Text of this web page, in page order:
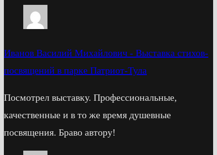
Иванов Василий Михайлович - Выставка стихов-
посвящений в парке Патриот-Тула
Посмотрел выставку. Профессиональные,
качественные и в то же время душевные
посвящения. Браво автору!